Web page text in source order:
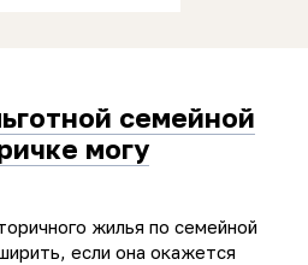
семейной
могу
жилья по семейной
если она окажется